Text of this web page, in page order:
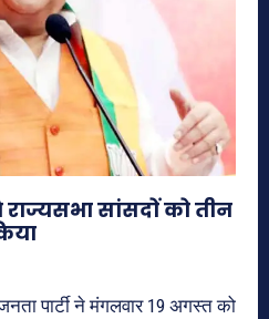
राज्यसभा सांसदों को तीन
पार्टी ने मंगलवार 19 अगस्त को